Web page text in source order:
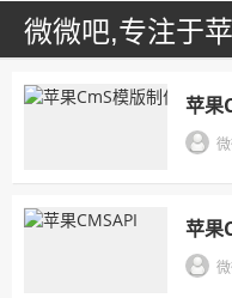
微微吧,专注于
苹果
苹果